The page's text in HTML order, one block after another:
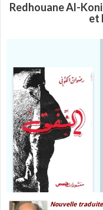
Redhouane Al-
et
Nouvelle